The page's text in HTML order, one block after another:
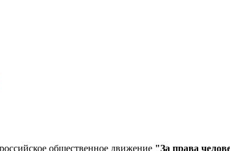
общественное движение "За права